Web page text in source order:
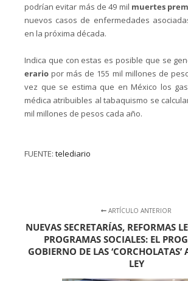
podrían evitar más de 49 mil muertes
nuevos casos de enfermedades
en la próxima década.
Indica que con estas es posible que se
erariopor más de 155 mil millones de
vez que se estima que en México los
médica atribuibles al tabaquismo se
mil millones de pesos cada año.
FUENTE: telediario
ARTÍCULO ANTERIOR
NUEVAS SECRETARÍAS, REFORMAS
PROGRAMAS SOCIALES: EL
GOBIERNO DE LAS ‘CORCHOLATAS’
LEY